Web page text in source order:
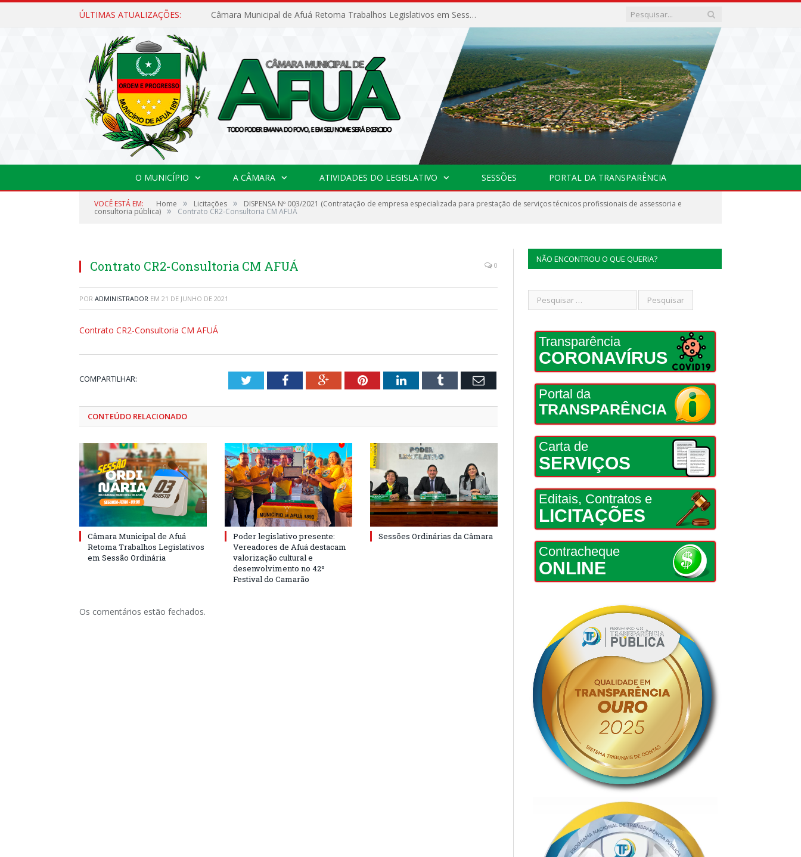
ÚLTIMAS ATUALIZAÇÕES: Câmara Municipal de Afuá Retoma Trabalhos Legislativos em Sessão Ordinária
O MUNICÍPIO A CÂMARA ATIVIDADES DO LEGISLATIVO SESSÕES PORTAL DA TRANSPARÊNCIA
VOCÊ ESTÁ EM: Home » Licitações » DISPENSA Nº 003/2021 (Contratação de empresa especializada para prestação de serviços técnicos profissionais de assessoria e
consultoria pública) » Contrato CR2-Consultoria CM AFUÁ
Contrato CR2-Consultoria CM AFUÁ 0
POR ADMINISTRADOR EM 21 DE JUNHO DE 2021
Contrato CR2-Consultoria CM AFUÁ
COMPARTILHAR: TwitterFacebookGoogle+PinterestLinkedInTumblr Email
CONTEÚDO RELACIONADO
Câmara Municipal de Afuá
Retoma Trabalhos Legislativos
em Sessão Ordinária
Poder legislativo presente:
Vereadores de Afuá destacam
valorização cultural e
desenvolvimento no 42º
Festival do Camarão
Sessões Ordinárias da Câmara
Os comentários estão fechados.
NÃO ENCONTROU O QUE QUERIA?
Transparência
CORONAVÍRUS
Portal da
TRANSPARÊNCIA
Carta de
SERVIÇOS
Editais, Contratos e
LICITAÇÕES
Contracheque
ONLINE